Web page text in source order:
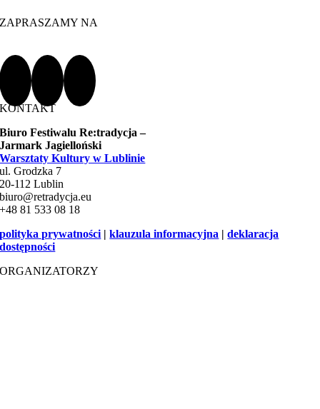
ZAPRASZAMY NA
KONTAKT
Biuro Festiwalu Re:tradycja –
Jarmark Jagielloński
Warsztaty Kultury w Lublinie
ul. Grodzka 7
20-112 Lublin
biuro@retradycja.eu
+48 81 533 08 18
polityka prywatności |klauzula informacyjna |deklaracja
dostępności
ORGANIZATORZY